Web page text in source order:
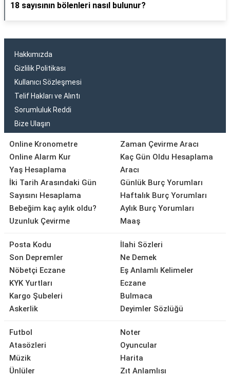
18 sayısının bölenleri nasıl bulunur?
Hakkımızda
Gizlilik Politikası
Kullanıcı Sözleşmesi
Telif Hakları ve Alıntı
Sorumluluk Reddi
Bize Ulaşın
Online Kronometre
Online Alarm Kur
Yaş Hesaplama
İki Tarih Arasındaki Gün
Sayısını Hesaplama
Bebeğim kaç aylık oldu?
Uzunluk Çevirme
Zaman Çevirme Aracı
Kaç Gün Oldu Hesaplama
Aracı
Günlük Burç Yorumları
Haftalık Burç Yorumları
Aylık Burç Yorumları
Maaş
Posta Kodu
Son Depremler
Nöbetçi Eczane
KYK Yurtları
Kargo Şubeleri
Askerlik
İlahi Sözleri
Ne Demek
Eş Anlamlı Kelimeler
Eczane
Bulmaca
Deyimler Sözlüğü
Futbol
Atasözleri
Müzik
Ünlüler
Noter
Oyuncular
Harita
Zıt Anlamlısı